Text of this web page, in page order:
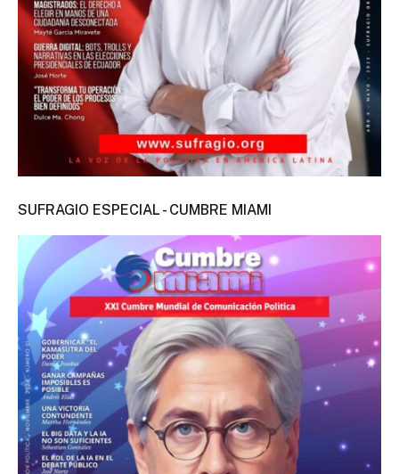
SUFRAGIO ESPECIAL - CUMBRE MIAMI